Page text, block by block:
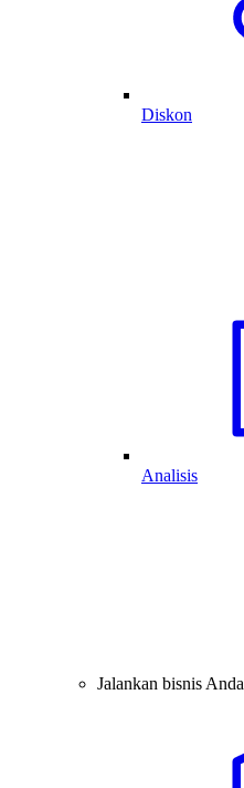
Diskon
Analisis
Jalankan bisnis Anda